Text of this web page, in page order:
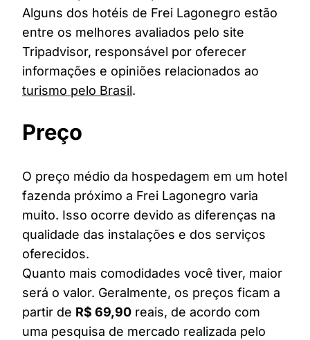
Alguns dos hotéis de Frei Lagonegro estão
entre os melhores avaliados pelo site
Tripadvisor, responsável por oferecer
informações e opiniões relacionados ao
turismo pelo Brasil.
Preço
O preço médio da hospedagem em um hotel
fazenda próximo a Frei Lagonegro varia
muito. Isso ocorre devido as diferenças na
qualidade das instalações e dos serviços
oferecidos.
Quanto mais comodidades você tiver, maior
será o valor. Geralmente, os preços ficam a
partir de R$ 69,90 reais, de acordo com
uma pesquisa de mercado realizada pelo